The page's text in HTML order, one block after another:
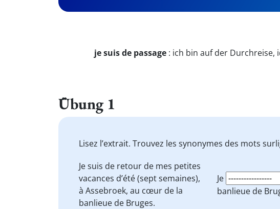
je suis de passage : ich bin auf der Durchreise,
Übung 1
Lisez l’extrait. Trouvez les synonymes des mots
Jesuis de retour de mes petites
vacances d’été (sept semaines),
à Assebroek, au cœur de la
banlieue de Bruges.
Je
banlieue de